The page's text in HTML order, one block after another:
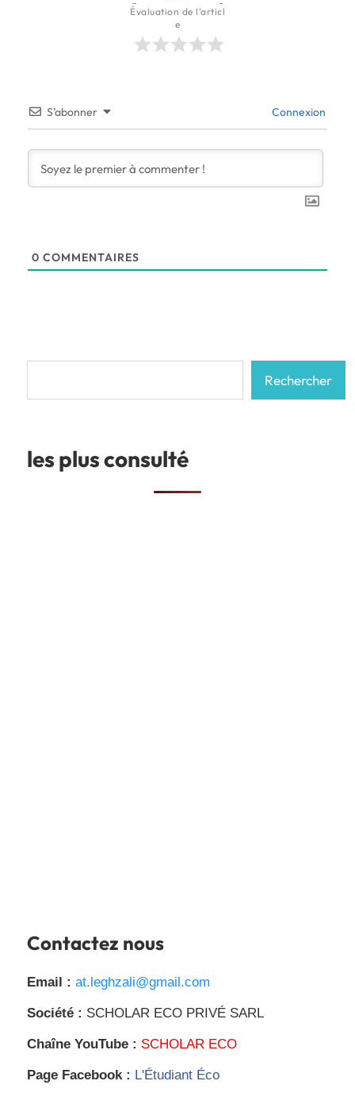
Évaluation de l'articl
e
S’abonner Connexion
0 COMMENTAIRES
Rechercher
les plus consulté
Contactez nous
Email : at.leghzali@gmail.com
Société : SCHOLAR ECO PRIVÉ SARL
Chaîne YouTube : SCHOLAR ECO
Page Facebook : L'Étudiant Éco